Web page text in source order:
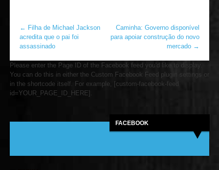
← Filha de Michael Jackson
acredita que o pai foi
assassinado
Caminha: Governo disponível
para apoiar construção do novo
mercado →
Please enter the Page ID of the Facebook feed you'd like to display.
You can do this in either the Custom Facebook Feed plugin settings or
in the shortcode itself. For example, [custom-facebook-feed
id=YOUR_PAGE_ID_HERE].
FACEBOOK